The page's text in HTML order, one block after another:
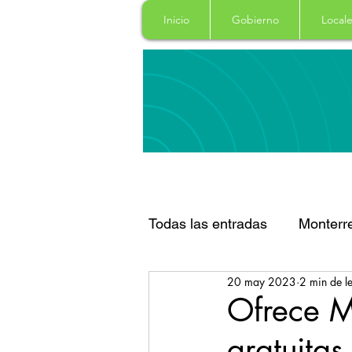
Inicio Gobierno
Todas las entradas
Santa Catarina San
Ofrece
20 may 2023 2 min de